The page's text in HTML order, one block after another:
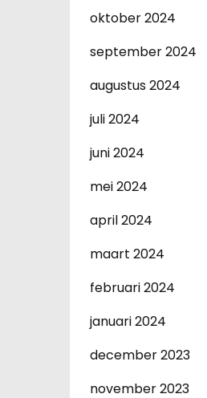
oktober 2024
september 2024
augustus 2024
juli 2024
juni 2024
mei 2024
april 2024
maart 2024
februari 2024
januari 2024
december 2023
november 2023